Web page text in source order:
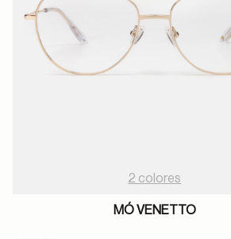
2 colores
MÓ VENETTO